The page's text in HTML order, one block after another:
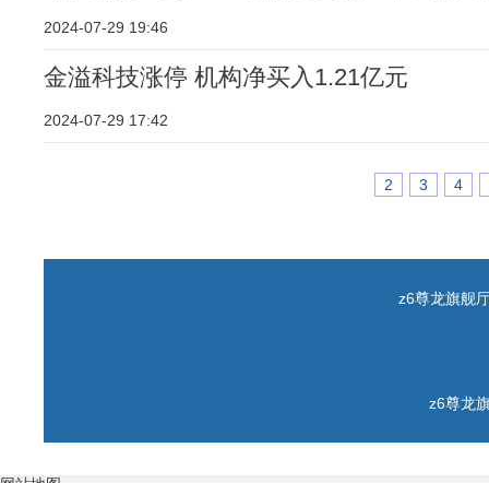
2024-07-29 19:46
金溢科技涨停 机构净买入1.21亿元
2024-07-29 17:42
2 3 4
z6尊龙旗舰
z6尊龙